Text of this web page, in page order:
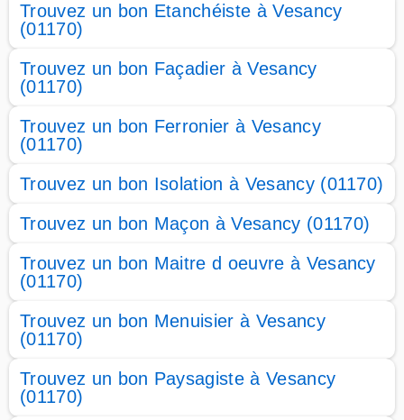
Trouvez un bon Etanchéiste à Vesancy
(01170)
Trouvez un bon Façadier à Vesancy
(01170)
Trouvez un bon Ferronier à Vesancy
(01170)
Trouvez un bon Isolation à Vesancy (01170)
Trouvez un bon Maçon à Vesancy (01170)
Trouvez un bon Maitre d oeuvre à Vesancy
(01170)
Trouvez un bon Menuisier à Vesancy
(01170)
Trouvez un bon Paysagiste à Vesancy
(01170)